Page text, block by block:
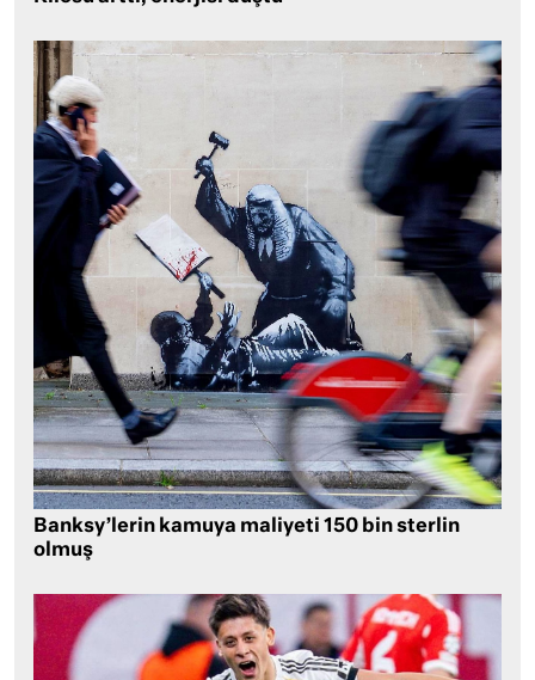
Banksy’lerin kamuya maliyeti 150 bin sterlin
olmuş